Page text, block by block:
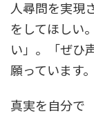
人尋問を実現
をしてほしい
い」。「ぜひ
願っています
真実を自分で